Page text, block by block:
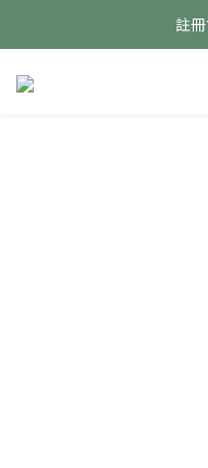
免費領取『
註
免費領取『